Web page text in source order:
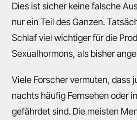
Dies ist sicher keine falsche
nur ein Teil des Ganzen.
Schlaf viel wichtiger für die
Sexualhormons, als bisher
Viele Forscher vermuten, dass
nachts häufig Fernsehen oder
gefährdet sind. Die meisten